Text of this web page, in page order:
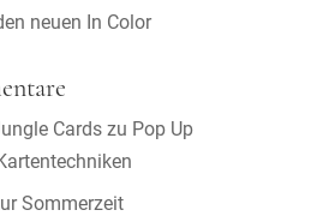
neuen In Color
Cardszu Pop Up
Sommerzeit